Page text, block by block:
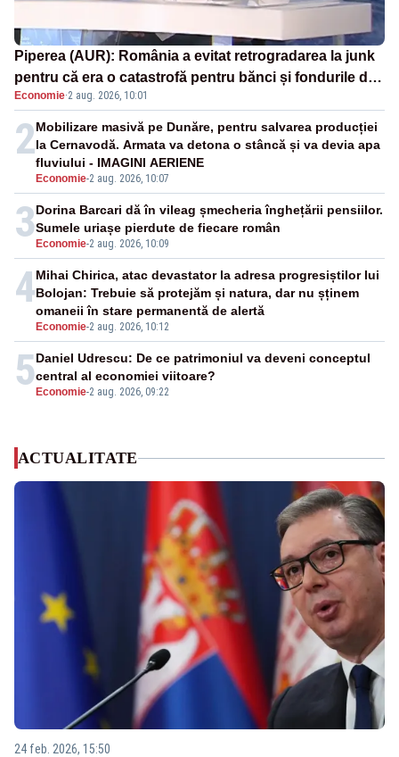
Piperea (AUR): România a evitat retrogradarea la junk
pentru că era o catastrofă pentru bănci și fondurile de
pensii
Economie·2 aug. 2026, 10:01
2
Economie-2 aug. 2026, 10:07
Mobilizare masivă pe Dunăre, pentru salvarea producției
la Cernavodă. Armata va detona o stâncă și va devia apa
fluviului - IMAGINI AERIENE
3 Economie-2 aug. 2026, 10:09
Dorina Barcari dă în vileag șmecheria înghețării pensiilor.
Sumele uriașe pierdute de fiecare român
4
Economie-2 aug. 2026, 10:12
Mihai Chirica, atac devastator la adresa progresiștilor lui
Bolojan: Trebuie să protejăm și natura, dar nu șținem
omaneii în stare permanentă de alertă
5 Economie-2 aug. 2026, 09:22
Daniel Udrescu: De ce patrimoniul va deveni conceptul
central al economiei viitoare?
ACTUALITATE
24 feb. 2026, 15:50